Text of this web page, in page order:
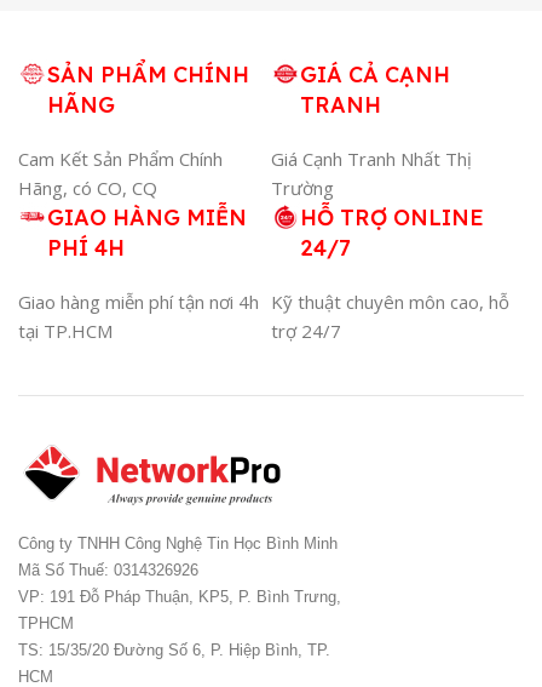
SẢN PHẨM CHÍNH
HÃNG
Cam Kết Sản Phẩm Chính
Hãng, có CO, CQ
GIÁ CẢ CẠNH
TRANH
Giá Cạnh Tranh Nhất Thị
Trường
GIAO HÀNG MIỄN
PHÍ 4H
Giao hàng miễn phí tận nơi 4h
tại TP.HCM
HỖ TRỢ ONLINE
24/7
Kỹ thuật chuyên môn cao, hỗ
trợ 24/7
Công ty TNHH Công Nghệ Tin Học Bình Minh
Mã Số Thuế: 0314326926
VP: 191 Đỗ Pháp Thuận, KP5, P. Bình Trưng,
TPHCM
TS: 15/35/20 Đường Số 6, P. Hiệp Bình, TP.
HCM